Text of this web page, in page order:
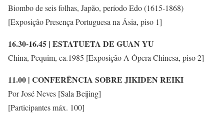
Biombo de seis folhas, Japão, período Edo (1615-1868)
[Exposição Presença Portuguesa na Ásia, piso 1]
16.30-16.45 | ESTATUETA DE GUAN YU
China, Pequim, ca.1985 [Exposição A Ópera Chinesa, piso 2]
11.00 | CONFERÊNCIA SOBRE JIKIDEN REIKI
Por José Neves [Sala Beijing]
[Participantes máx. 100]